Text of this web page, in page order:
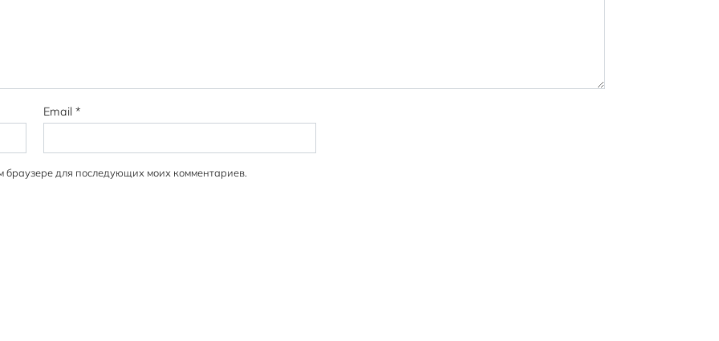
Email*
браузере для последующих моих комментариев.